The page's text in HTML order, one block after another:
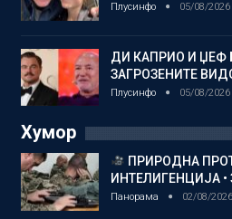
Плусинфо 05/08/2026
ДИ КАПРИО И ЏЕФ
ЗАГРОЗЕНИТЕ
Плусинфо 05/08/2026
Хумор
ПРИРОДНА
ИНТЕЛИГЕНЦИЈА
Панорама 02/08/2026